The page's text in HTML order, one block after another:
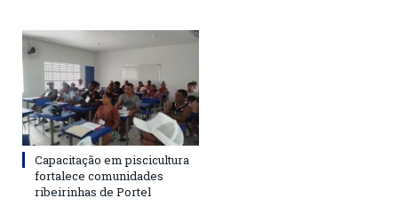
Capacitação em piscicultura
fortalece comunidades
ribeirinhas de Portel